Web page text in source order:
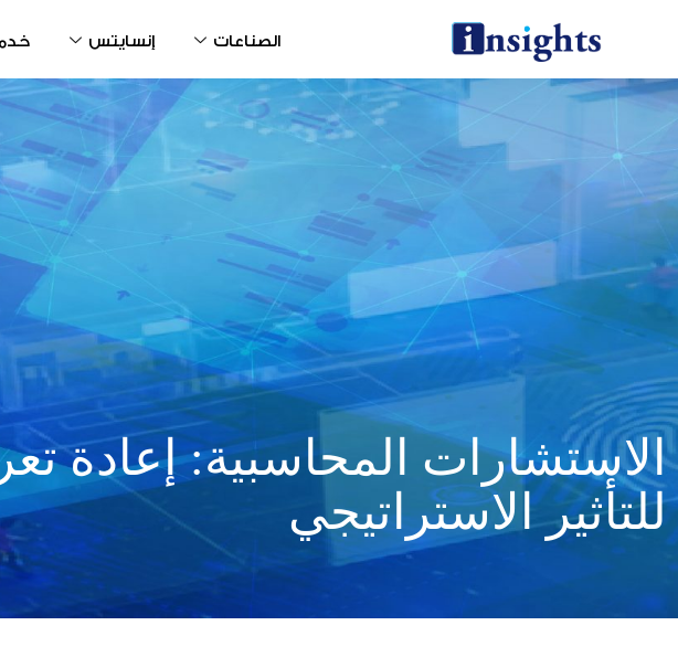
الصناعات إنسايتس
الاستشارات المحاسبية: إعادة
للتأثير الاستراتيجي